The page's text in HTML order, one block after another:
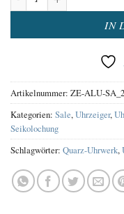
IN
Artikelnummer: ZE-ALU-
Kategorien: Sale,Uhrzeiger,
Seikolochung
Schlagwörter: Quarz-Uhrwerk,